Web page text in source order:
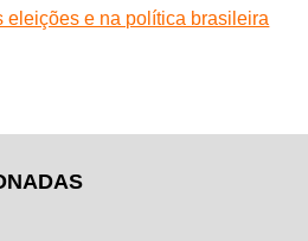
eleições e na política brasileira